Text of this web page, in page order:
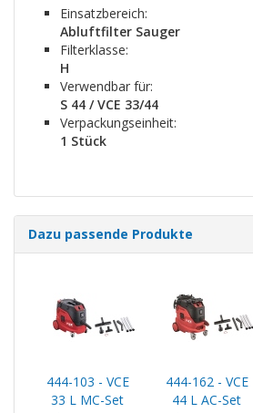
Einsatzbereich:
Abluftfilter Sauger
Filterklasse:
H
Verwendbar für:
S 44 / VCE 33/44
Verpackungseinheit:
1 Stück
Dazu passende Produkte
444-103 - VCE
33 L MC-Set
444-162 - VCE
44 L AC-Set